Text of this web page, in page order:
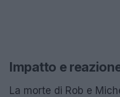
Impatto e
La morte di Rob e